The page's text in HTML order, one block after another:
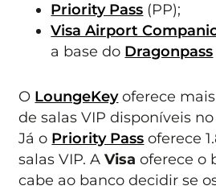
Priority Pass (PP);
Visa Airport
a base do Dragonpass
O LoungeKeyoferece mais
de salas VIP disponíveis
Já o Priority Pass oferece
salas VIP. AVisa oferece o
cabe ao banco decidir se